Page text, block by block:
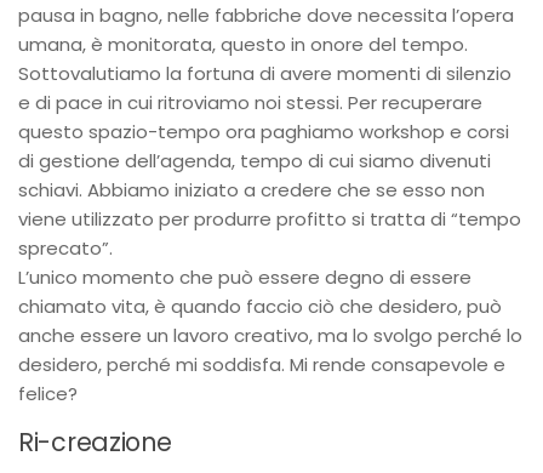
pausa in bagno, nelle fabbriche dove necessita l’opera
umana, è monitorata, questo in onore del tempo.
Sottovalutiamo la fortuna di avere momenti di silenzio
e di pace in cui ritroviamo noi stessi. Per recuperare
questo spazio-tempo ora paghiamo workshop e corsi
di gestione dell’agenda, tempo di cui siamo divenuti
schiavi. Abbiamo iniziato a credere che se esso non
viene utilizzato per produrre profitto si tratta di “tempo
sprecato”.
L’unico momento che può essere degno di essere
chiamato vita, è quando faccio ciò che desidero, può
anche essere un lavoro creativo, ma lo svolgo perché lo
desidero, perché mi soddisfa. Mi rende consapevole e
felice?
Ri-creazione